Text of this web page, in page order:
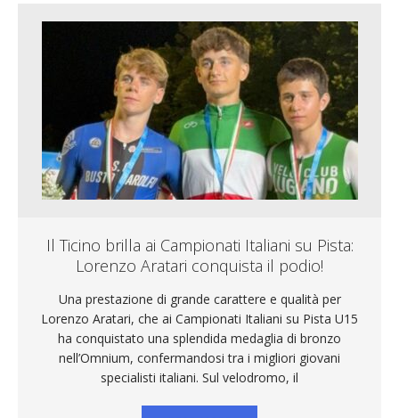
Il Ticino brilla ai Campionati Italiani su Pista:
Lorenzo Aratari conquista il podio!
Una prestazione di grande carattere e qualità per
Lorenzo Aratari, che ai Campionati Italiani su Pista U15
ha conquistato una splendida medaglia di bronzo
nell’Omnium, confermandosi tra i migliori giovani
specialisti italiani. Sul velodromo, il